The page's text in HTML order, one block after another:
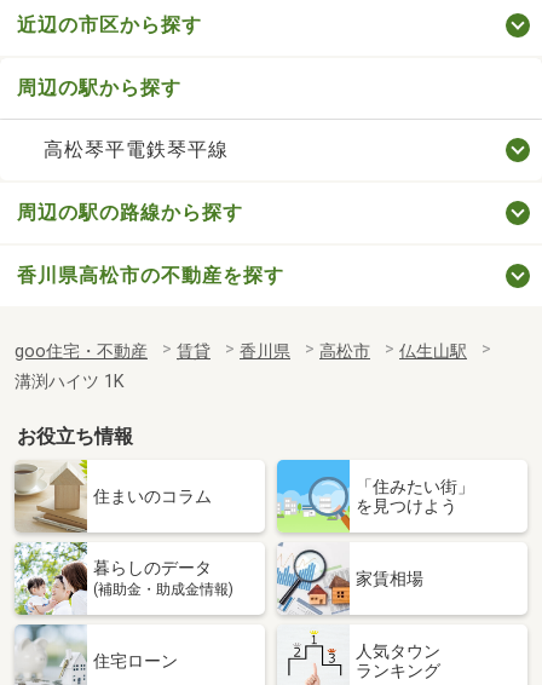
近辺の市区から探す
周辺の駅から探す
高松琴平電鉄琴平線
周辺の駅の路線から探す
香川県高松市の不動産を探す
goo住宅・不動産 賃貸 香川県 高松市
仏生山駅
溝渕ハイツ 1K
お役立ち情報
住まいのコラム
「住みたい街」
を見つけよう
暮らしのデータ
(補助金・助成金情報)
家賃相場
住宅ローン
人気タウン
ランキング